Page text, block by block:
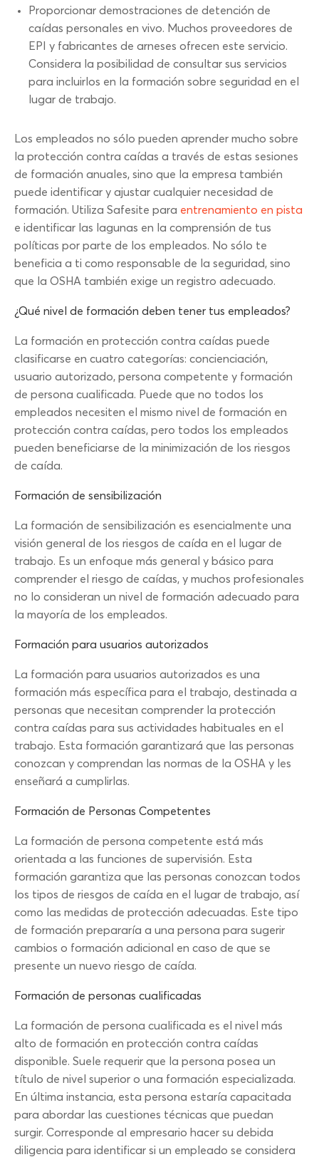
Proporcionar demostraciones de detención de
caídas personales en vivo. Muchos proveedores de
EPI y fabricantes de arneses ofrecen este servicio.
Considera la posibilidad de consultar sus servicios
para incluirlos en la formación sobre seguridad en el
lugar de trabajo.
Los empleados no sólo pueden aprender mucho sobre
la protección contra caídas a través de estas sesiones
de formación anuales, sino que la empresa también
puede identificar y ajustar cualquier necesidad de
formación. Utiliza Safesite para entrenamiento en pista
e identificar las lagunas en la comprensión de tus
políticas por parte de los empleados. No sólo te
beneficia a ti como responsable de la seguridad, sino
que la OSHA también exige un registro adecuado.
¿Qué nivel de formación deben tener tus empleados?
La formación en protección contra caídas puede
clasificarse en cuatro categorías: concienciación,
usuario autorizado, persona competente y formación
de persona cualificada. Puede que no todos los
empleados necesiten el mismo nivel de formación en
protección contra caídas, pero todos los empleados
pueden beneficiarse de la minimización de los riesgos
de caída.
Formación de sensibilización
La formación de sensibilización es esencialmente una
visión general de los riesgos de caída en el lugar de
trabajo. Es un enfoque más general y básico para
comprender el riesgo de caídas, y muchos profesionales
no lo consideran un nivel de formación adecuado para
la mayoría de los empleados.
Formación para usuarios autorizados
La formación para usuarios autorizados es una
formación más específica para el trabajo, destinada a
personas que necesitan comprender la protección
contra caídas para sus actividades habituales en el
trabajo. Esta formación garantizará que las personas
conozcan y comprendan las normas de la OSHA y les
enseñará a cumplirlas.
Formación de Personas Competentes
La formación de persona competente está más
orientada a las funciones de supervisión. Esta
formación garantiza que las personas conozcan todos
los tipos de riesgos de caída en el lugar de trabajo, así
como las medidas de protección adecuadas. Este tipo
de formación prepararía a una persona para sugerir
cambios o formación adicional en caso de que se
presente un nuevo riesgo de caída.
Formación de personas cualificadas
La formación de persona cualificada es el nivel más
alto de formación en protección contra caídas
disponible. Suele requerir que la persona posea un
título de nivel superior o una formación especializada.
En última instancia, esta persona estaría capacitada
para abordar las cuestiones técnicas que puedan
surgir. Corresponde al empresario hacer su debida
diligencia para identificar si un empleado se considera